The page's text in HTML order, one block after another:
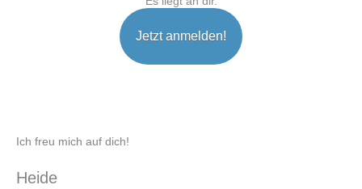
Jetzt anmelden!
Ich freu mich auf dich!
Heide